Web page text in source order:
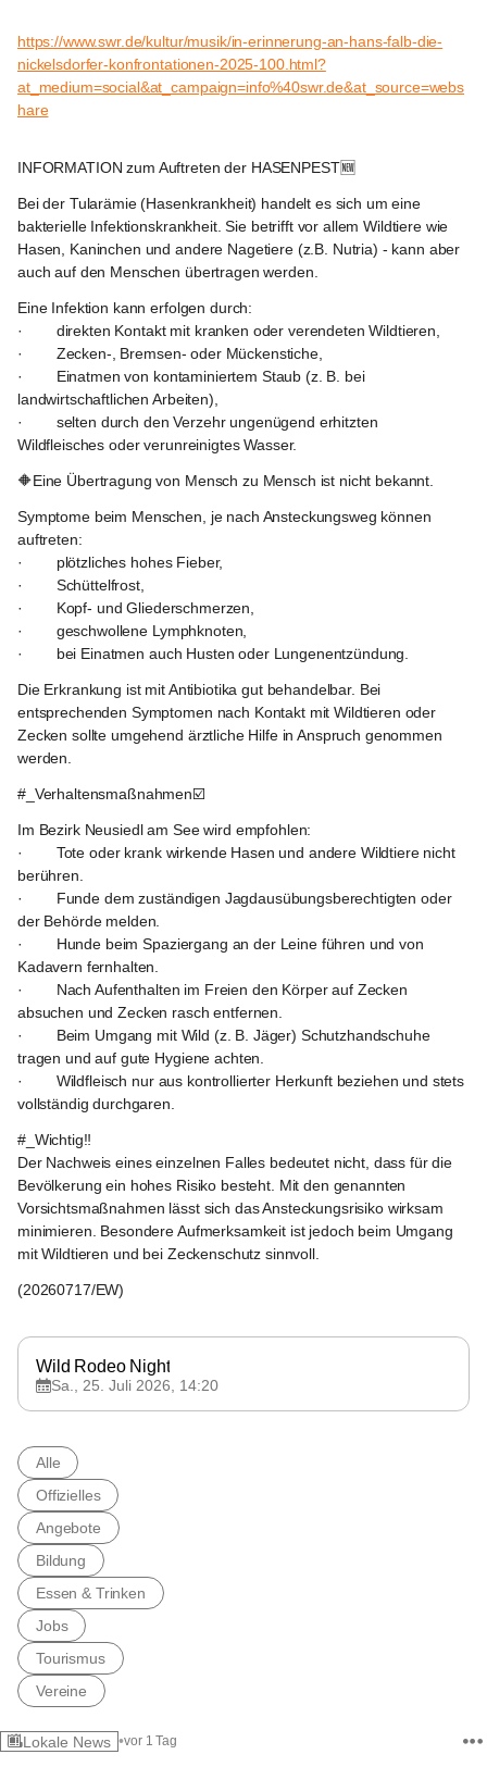
https://www.swr.de/kultur/musik/in-erinnerung-an-hans-falb-die-
nickelsdorfer-konfrontationen-2025-100.html?
at_medium=social&at_campaign=info%40swr.de&at_source=webs
hare
INFORMATION zum Auftreten der HASENPEST🆕️
Bei der Tularämie (Hasenkrankheit) handelt es sich um eine
bakterielle Infektionskrankheit. Sie betrifft vor allem Wildtiere wie
Hasen, Kaninchen und andere Nagetiere (z.B. Nutria) - kann aber
auch auf den Menschen übertragen werden.
Eine Infektion kann erfolgen durch:
·        direkten Kontakt mit kranken oder verendeten Wildtieren,
·        Zecken-, Bremsen- oder Mückenstiche,
·        Einatmen von kontaminiertem Staub (z. B. bei
landwirtschaftlichen Arbeiten),
·        selten durch den Verzehr ungenügend erhitzten
Wildfleisches oder verunreinigtes Wasser.
🔶️Eine Übertragung von Mensch zu Mensch ist nicht bekannt.
Symptome beim Menschen, je nach Ansteckungsweg können
auftreten:
·        plötzliches hohes Fieber,
·        Schüttelfrost,
·        Kopf- und Gliederschmerzen,
·        geschwollene Lymphknoten,
·        bei Einatmen auch Husten oder Lungenentzündung.
Die Erkrankung ist mit Antibiotika gut behandelbar. Bei
entsprechenden Symptomen nach Kontakt mit Wildtieren oder
Zecken sollte umgehend ärztliche Hilfe in Anspruch genommen
werden.
#_Verhaltensmaßnahmen☑️
Im Bezirk Neusiedl am See wird empfohlen:
·        Tote oder krank wirkende Hasen und andere Wildtiere nicht
berühren.
·        Funde dem zuständigen Jagdausübungsberechtigten oder
der Behörde melden.
·        Hunde beim Spaziergang an der Leine führen und von
Kadavern fernhalten.
·        Nach Aufenthalten im Freien den Körper auf Zecken
absuchen und Zecken rasch entfernen.
·        Beim Umgang mit Wild (z. B. Jäger) Schutzhandschuhe
tragen und auf gute Hygiene achten.
·        Wildfleisch nur aus kontrollierter Herkunft beziehen und stets
vollständig durchgaren.
#_Wichtig‼️
Der Nachweis eines einzelnen Falles bedeutet nicht, dass für die
Bevölkerung ein hohes Risiko besteht. Mit den genannten
Vorsichtsmaßnahmen lässt sich das Ansteckungsrisiko wirksam
minimieren. Besondere Aufmerksamkeit ist jedoch beim Umgang
mit Wildtieren und bei Zeckenschutz sinnvoll.
(20260717/EW)
Wild Rodeo Night
Sa., 25. Juli 2026, 14:20
Alle
Offizielles
Angebote
Bildung
Essen & Trinken
Jobs
Tourismus
Vereine
Lokale News •vor 1 Tag